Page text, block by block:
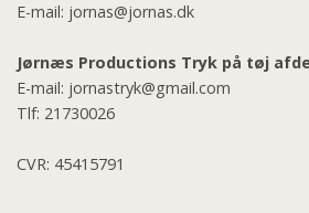
E-mail: jornas@jornas.dk
Jørnæs Productions Tryk på tøj
E-mail: jornastryk@gmail.com
Tlf: 21730026
CVR: 45415791